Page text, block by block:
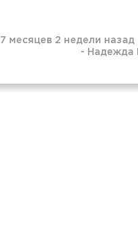
7 месяцев 2 недели назад
- Надежда